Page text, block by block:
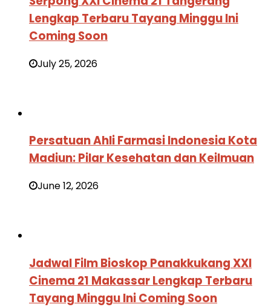
Lengkap Terbaru Tayang Minggu Ini
Coming Soon
July 25, 2026
Persatuan Ahli Farmasi Indonesia Kota
Madiun: Pilar Kesehatan dan Keilmuan
June 12, 2026
Jadwal Film Bioskop Panakkukang XXI
Cinema 21 Makassar Lengkap Terbaru
Tayang Minggu Ini Coming Soon